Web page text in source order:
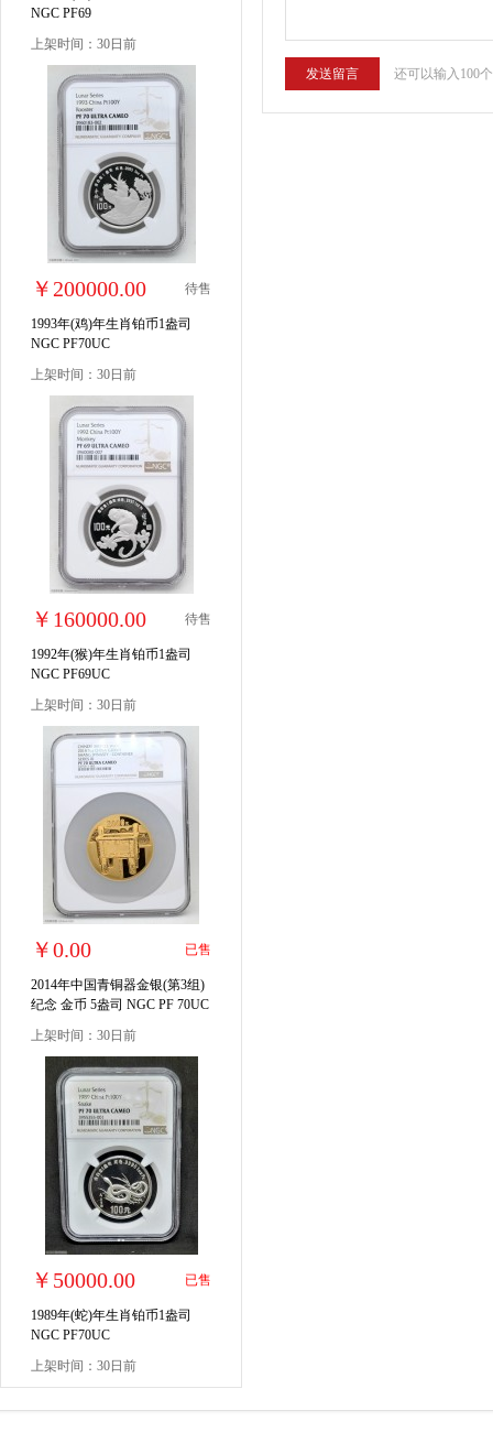
NGC PF69
上架时间：30日前
￥200000.00 待售
1993年(鸡)年生肖铂币1盎司
NGC PF70UC
上架时间：30日前
￥160000.00 待售
1992年(猴)年生肖铂币1盎司
NGC PF69UC
上架时间：30日前
￥0.00 已售
2014年中国青铜器金银(第3组)
纪念 金币 5盎司 NGC PF 70UC
上架时间：30日前
￥50000.00 已售
1989年(蛇)年生肖铂币1盎司
NGC PF70UC
上架时间：30日前
还可以输入100